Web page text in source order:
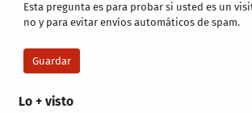
Lo + visto
Esta pregunta es para probar si usted es un
no y para evitar envíos automáticos de spam.